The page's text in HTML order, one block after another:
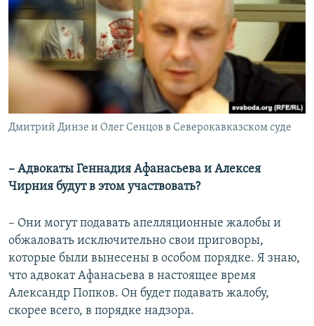
Дмитрий Динзе и Олег Сенцов в Северокавказском суде
– Адвокаты Геннадия Афанасьева и Алексея
Чирния будут в этом участвовать?
– Они могут подавать апелляционные жалобы и
обжаловать исключительно свои приговоры,
которые были вынесены в особом порядке. Я знаю,
что адвокат Афанасьева в настоящее время
Александр Попков. Он будет подавать жалобу,
скорее всего, в порядке надзора.